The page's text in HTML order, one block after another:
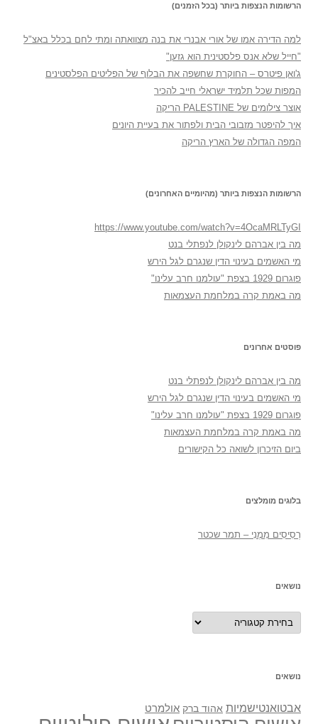
הרשומות הנצפות ביותר (בכל הזמנים)
למה הדירה אמו של אורי אבנרי את בנה מצוואתה ומתי לחם בכלל באצ"ל
"חייל שלא אנס פלסטינית הוא גזען"
ג'ואן פיטרס – החוקרת שחשפה את הבלוף של הפליטים הפלסטינים
המפות שכל תלמיד ישראלי חייב להכיר
אוצר צילומים של PALESTINE הריקה
איך להיפטר מזבובי הבית ולפתור את בעיית היונים
המפה הגדולה של הארץ הריקה
הרשומות הנצפות ביותר (מהיומיים האחרונים)
https://www.youtube.com/watch?v=4OcaMRLTyGI
מה בין אברהם לינקולן לנפתלי בנט
מי האשמים בעינוי הדין שנגרם לגל הירש
פוגרום 1929 בצפת "עולמנו חרב עלינו"
מה באמת קרה במלחמת העצמאות
פוסטים אחרונים
מה בין אברהם לינקולן לנפתלי בנט
מי האשמים בעינוי הדין שנגרם לגל הירש
פוגרום 1929 בצפת "עולמנו חרב עלינו"
מה באמת קרה במלחמת העצמאות
ביום הזיכרון לשואה כל הקישורים
בלוגים מומלצים
רְסִיסִים מִמֶנִי – תמר שכטר
נושאים
נושאים
נושאים
אבטואנטישמיות אהוד ברק אולמרט